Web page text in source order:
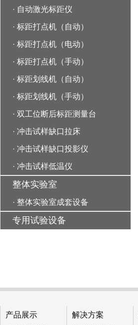
· 自动激光标距仪
· 标距打点机（自动）
· 标距打点机（电动）
· 标距打点机（手动）
· 标距划线机（自动）
· 标距划线机（手动）
· 双工位断后标距测量台
· 冲击试样缺口拉床
· 冲击试样缺口投影仪
· 冲击试样低温仪
整体实验室
· 整体实验室成套设备
专用试验设备
产品展示 解决方案